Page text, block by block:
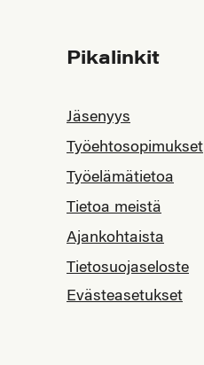
Pikalinkit
Jäsenyys
Työehtosopimukset
Työelämätietoa
Tietoa meistä
Ajankohtaista
Tietosuojaseloste
Evästeasetukset